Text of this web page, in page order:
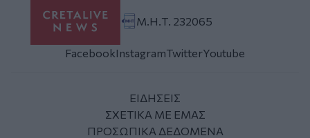
Μ.Η.Τ. 232065
FacebookInstagramTwitterYoutube
ΕΙΔΗΣΕΙΣ
ΣΧΕΤΙΚΑ ΜΕ ΕΜΑΣ
ΠΡΟΣΩΠΙΚΑ ΔΕΔΟΜΕΝΑ